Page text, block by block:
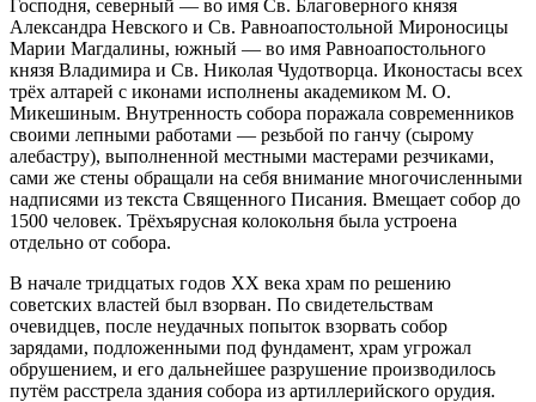
Господня, северный — во имя Св. Благоверного князя
Александра Невского и Св. Равноапостольной Мироносицы
Марии Магдалины, южный — во имя Равноапостольного
князя Владимира и Св. Николая Чудотворца. Иконостасы всех
трёх алтарей с иконами исполнены академиком М. О.
Микешиным. Внутренность собора поражала современников
своими лепными работами — резьбой по ганчу (сырому
алебастру), выполненной местными мастерами резчиками,
сами же стены обращали на себя внимание многочисленными
надписями из текста Священного Писания. Вмещает собор до
1500 человек. Трёхъярусная колокольня была устроена
отдельно от собора.
В начале тридцатых годов XX века храм по решению
советских властей был взорван. По свидетельствам
очевидцев, после неудачных попыток взорвать собор
зарядами, подложенными под фундамент, храм угрожал
обрушением, и его дальнейшее разрушение производилось
путём расстрела здания собора из артиллерийского орудия.